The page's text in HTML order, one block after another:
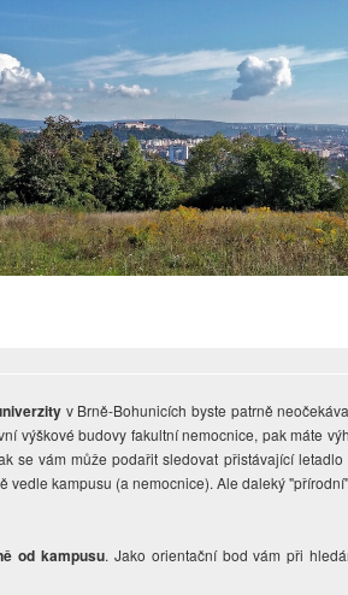
v Brně-Bohunicích byste patrně
výškové budovy fakultní nemocnice, pak máte
se vám může podařit sledovat přistávající
vedle kampusu (a nemocnice). Ale daleký
od kampusu. Jako orientační bod vám při